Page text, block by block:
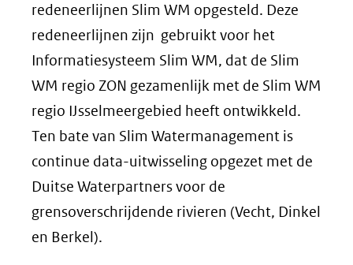
redeneerlijnen Slim WM opgesteld. Deze
redeneerlijnen zijn gebruikt voor het
Informatiesysteem Slim WM, dat de Slim
WM regio ZON gezamenlijk met de Slim WM
regio IJsselmeergebied heeft ontwikkeld.
Ten bate van Slim Watermanagement is
continue data-uitwisseling opgezet met de
Duitse Waterpartners voor de
grensoverschrijdende rivieren (Vecht, Dinkel
en Berkel).